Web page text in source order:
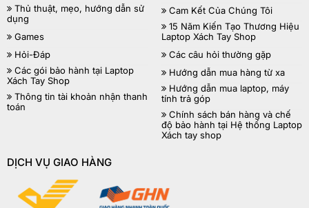
Thủ thuật, mẹo, hướng dẫn sử
dụng
Games
Hỏi-Đáp
Các gói bảo hành tại Laptop
Xách Tay Shop
Thông tin tài khoản nhận thanh
toán
Cam Kết Của Chúng Tôi
15 Năm Kiến Tạo Thương Hiệu
Laptop Xách Tay Shop
Các câu hỏi thường gặp
Hướng dẫn mua hàng từ xa
Hướng dẫn mua laptop, máy
tính trả góp
Chính sách bán hàng và chế
độ bảo hành tại Hệ thống Laptop
Xách tay shop
DỊCH VỤ GIAO HÀNG